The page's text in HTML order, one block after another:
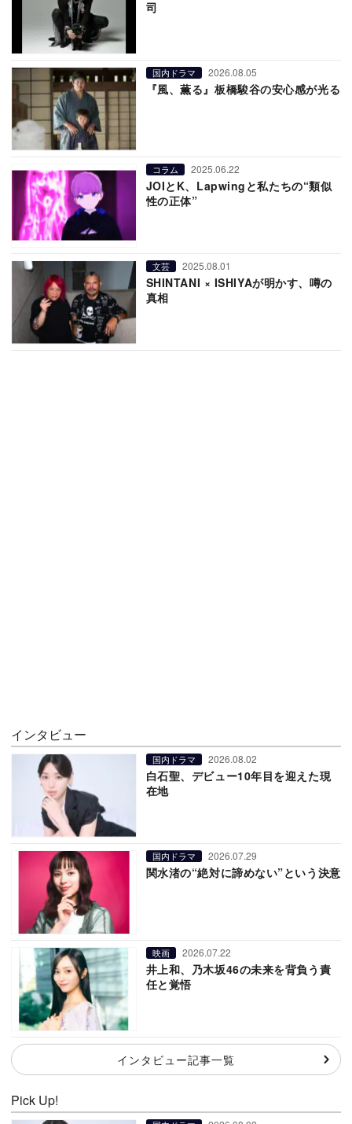
司
国内ドラマ 2026.08.05
『風、薫る』板橋駿谷の安心感が光る
コラム 2025.06.22
JOIとK、Lapwingと私たちの“類似
性の正体”
文芸 2025.08.01
SHINTANI × ISHIYAが明かす、噂の
真相
インタビュー
国内ドラマ 2026.08.02
白石聖、デビュー10年目を迎えた現
在地
国内ドラマ 2026.07.29
関水渚の“絶対に諦めない”という決意
映画 2026.07.22
井上和、乃木坂46の未来を背負う責
任と覚悟
インタビュー記事一覧
Pick Up!